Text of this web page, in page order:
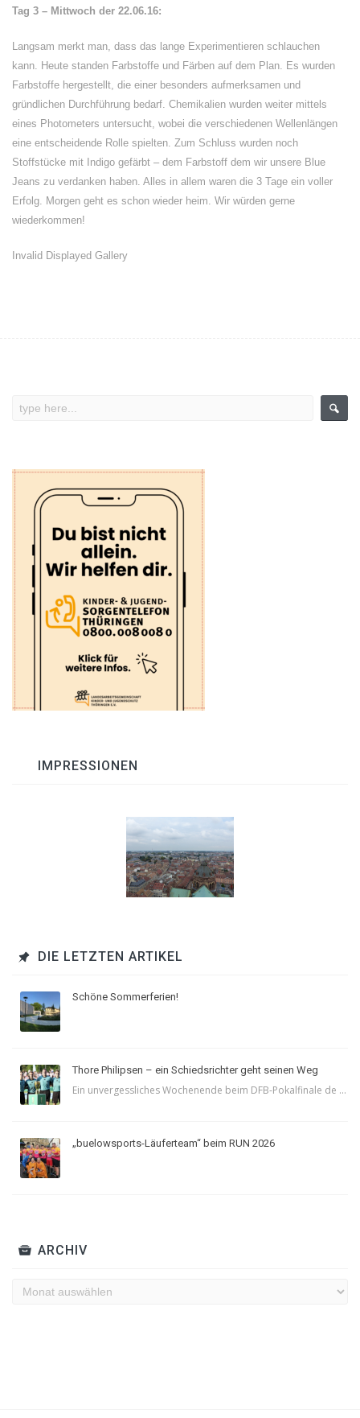
Tag 3 – Mittwoch der 22.06.16:
Langsam merkt man, dass das lange Experimentieren schlauchen
kann. Heute standen Farbstoffe und Färben auf dem Plan. Es wurden
Farbstoffe hergestellt, die einer besonders aufmerksamen und
gründlichen Durchführung bedarf. Chemikalien wurden weiter mittels
eines Photometers untersucht, wobei die verschiedenen Wellenlängen
eine entscheidende Rolle spielten. Zum Schluss wurden noch
Stoffstücke mit Indigo gefärbt – dem Farbstoff dem wir unsere Blue
Jeans zu verdanken haben. Alles in allem waren die 3 Tage ein voller
Erfolg. Morgen geht es schon wieder heim. Wir würden gerne
wiederkommen!
Invalid Displayed Gallery
IMPRESSIONEN
DIE LETZTEN ARTIKEL
Schöne Sommerferien!
Thore Philipsen – ein Schiedsrichter geht seinen Weg
Ein unvergessliches Wochenende beim DFB-Pokalfinale de ...
„buelowsports-Läuferteam“ beim RUN 2026
ARCHIV
Archiv